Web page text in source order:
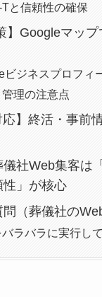
と信頼性の確保
】Googleマッ
ビジネスプロフィ
理の注意点
応】終活・事前
儀社Web集客は
性」が核心
（葬儀社の
ラバラに実行し